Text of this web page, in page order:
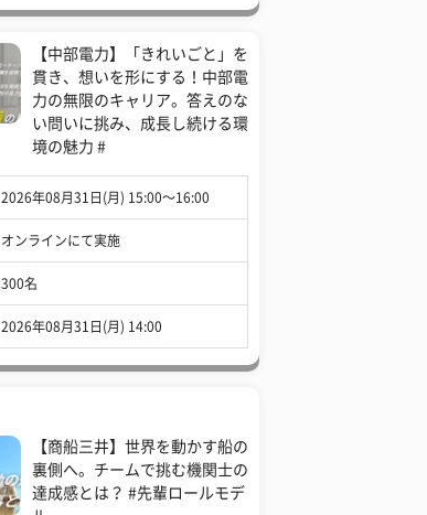
【中部電力】「きれいごと」を
貫き、想いを形にする！中部電
力の無限のキャリア。答えのな
い問いに挑み、成長し続ける環
境の魅力 #
2026年08月31日(月) 15:00〜16:00
オンラインにて実施
300名
2026年08月31日(月) 14:00
【商船三井】世界を動かす船の
裏側へ。チームで挑む機関士の
達成感とは？ #先輩ロールモデ